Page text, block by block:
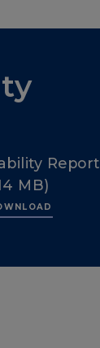
Report
MB)